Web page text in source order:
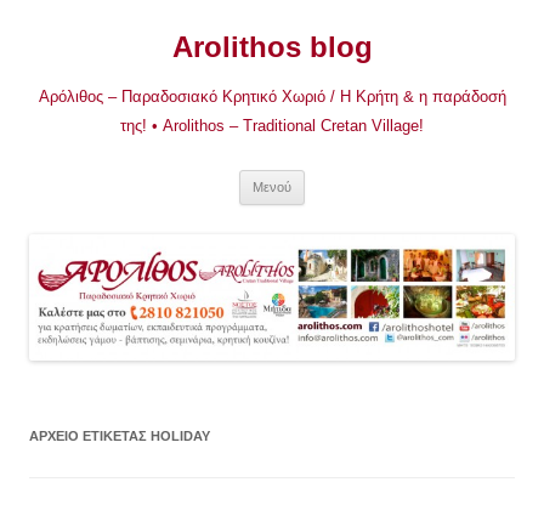
Arolithos blog
Αρόλιθος – Παραδοσιακό Κρητικό Χωριό / Η Κρήτη & η παράδοσή
της! • Arolithos – Traditional Cretan Village!
Μενού
ΑΡΧΕΊΟ ΕΤΙΚΈΤΑΣ HOLIDAY